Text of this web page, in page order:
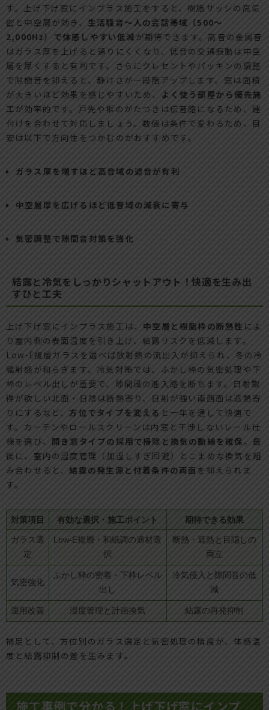
す。上げ下げ窓にインプラス施工をすると、樹脂サッシの高気
密と中空層が効き、 生活騒音〜人の会話帯域（500〜
2,000Hz）で体感しやすい低減 が期待できます。高音の金属音
はガラス厚を上げると通りにくくなり、低音の交通振動は中空
層を厚くすると有利です。さらにクレセントやパッキンの調整
で隙間音を抑えると、静けさが一段階アップします。窓は面積
が大きいほど効果を感じやすいため、 よく使う部屋から優先施
工が効率的です。戸先や框のがたつきは伝音路になるため、建
付けを合わせて対応しましょう。数値は条件で変わるため、目
安は以下で方向性をつかむのがおすすめです。
ガラス厚を増すほど高音域の遮音が有利
中空層厚を広げるほど低音域の減衰に寄与
気密調整で隙間音対策を強化
結露と冷気をしっかりシャットアウト！快適を生み出
すひと工夫
上げ下げ窓にインプラス施工は、 中空層と樹脂枠の断熱性 によ
り室内側の表面温度を引き上げ、結露リスクを低減します。
Low-E複層ガラスを選べば放射熱の流出入が抑えられ、冬の冷
輻射感が和らぎます。冷気対策では、ふかし枠の気密処理や下
枠のレベル出しが重要で、隙間風の進入路を断ちます。日射取
得が欲しい北面・日陰は断熱寄り、日射が強い南西面は遮熱寄
りにするなど、方位でタイプを変える と一年を通して快適で
す。カーテンやロールスクリーンは内窓と干渉しないレール仕
様を選び、 開き窓タイプの採用で掃除と換気の動線を確保。最
後に、室内の湿度管理（加湿しすぎ回避）とこまめな換気を組
み合わせると、結露の発生源と付着条件の両面 を抑えられま
す。
対策項目 有効な選択・施工ポイント 期待できる効果
ガラス選
定
Low-E複層・和紙調の適材選
択
断熱・遮熱と目隠しの
両立
気密強化
ふかし枠の密着・下枠レベル
出し
冷気侵入と隙間音の低
減
運用改善 湿度管理と計画換気 結露の再発抑制
補足として、方位別のガラス選定と気密処理の精度が、体感温
度と結露抑制の差を生みます。
施工事例で分かる！上げ下げ窓にインプ